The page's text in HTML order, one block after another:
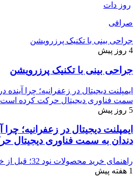
روز دات
صرافی
جراحی بینی با تکنیک پرزرویشن
4 روز پیش
جراحی بینی با تکنیک پرزرویشن
ایمپلنت دیجیتال در زعفرانیه؛ چرا
سمت فناوری دیجیتال حرکت کرده
5 روز پیش
ایمپلنت دیجیتال در زعفرانیه؛
دندان به سمت فناوری دیجیتال
راهنمای خرید محصولات نود 32؛ قبل از خرید این نکات مهم را بدانید
1 هفته پیش